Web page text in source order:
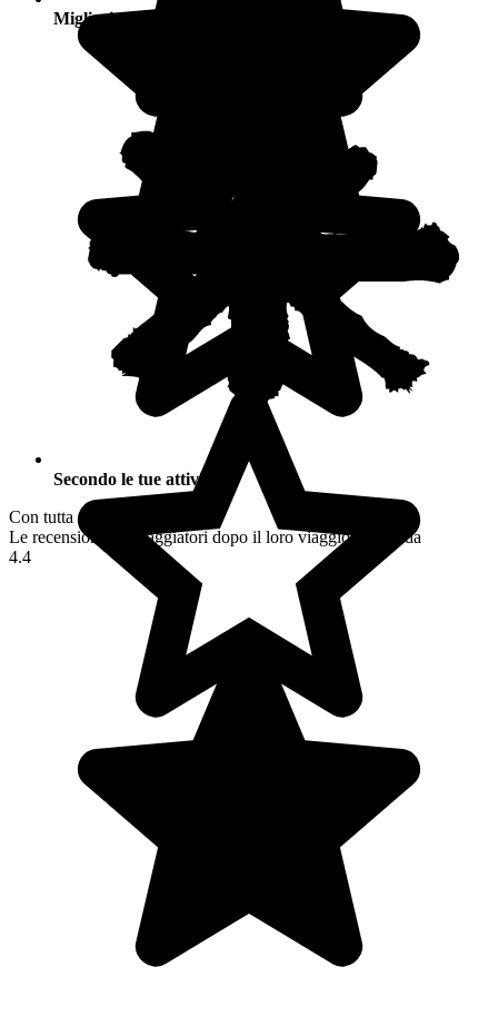
Migliori stagioni
Secondo le tue attività
Con tutta trasparenza
Le recensioni dei viaggiatori dopo il loro viaggio in Irlanda
4.4